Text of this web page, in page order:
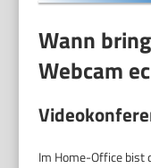
Wann
Webcam
Im Home-Office bist